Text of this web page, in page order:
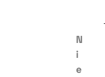
N
i
e